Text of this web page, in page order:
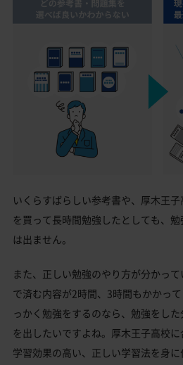
いくらすばらしい参考書や、厚木王
を買って長時間勉強したとしても、
は出ません。
また、正しい勉強のやり方が分かっ
で済む内容が2時間、3時間もかかっ
っかく勉強をするのなら、勉強をし
を出したいですよね。厚木王子高校に
学習効果の高い、正しい学習法を身に